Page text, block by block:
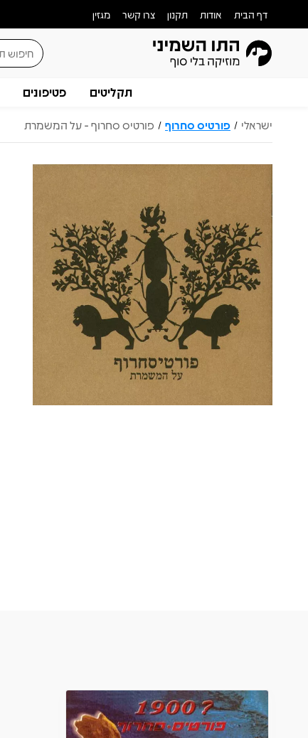
דף הבית אודות תקנון צרו קשר מגזין
תקליטים פטיפונים
ישראלי / פורטיס סחרוף / פורטיס סחרוף - על המשמרת